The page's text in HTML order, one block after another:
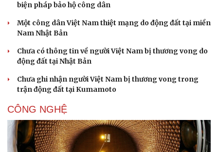
biện pháp bảo hộ công dân
Một công dân Việt Nam thiệt mạng do động đất tại miền
Nam Nhật Bản
Chưa có thông tin về người Việt Nam bị thương vong do
động đất tại Nhật Bản
Chưa ghi nhận người Việt Nam bị thương vong trong
trận động đất tại Kumamoto
CÔNG NGHỆ